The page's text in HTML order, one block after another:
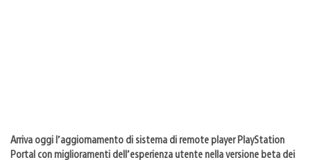
Arriva oggi l’aggiornamento di sistema di remote player PlayStation
Portal con miglioramenti dell’esperienza utente nella versione beta dei